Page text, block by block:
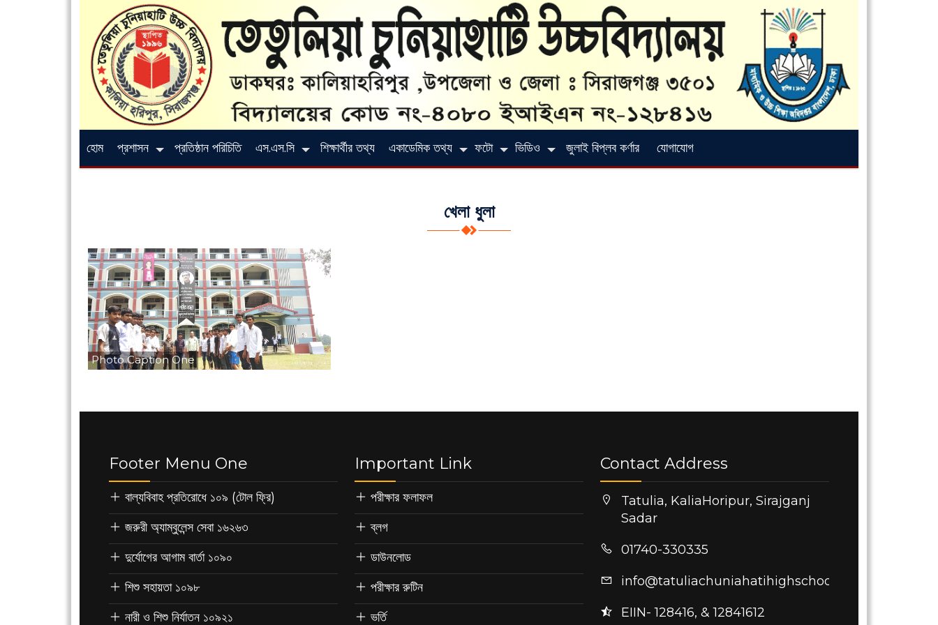
হোম প্রশাসন প্রতিষ্ঠান পরিচিতি এস.এস.সি শিক্ষার্থীর তথ্য একাডেমিক তথ্য ফটো ভিডিও জুলাই বিপ্লব কর্ণার যোগাযোগ
খেলা ধুলা
Photo Caption One
Footer Menu One
বাল্যবিবাহ প্রতিরোধে ১০৯ (টোল ফ্রি)
জরুরী অ্যাম্বুলেন্স সেবা ১৬২৬৩
দুর্যোগের আগাম বার্তা ১০৯০
শিশু সহায়তা ১০৯৮
নারী ও শিশু নির্যাতন ১০৯২১
Important Link
পরীক্ষার ফলাফল
ব্লগ
ডাউনলোড
পরীক্ষার রুটিন
ভর্তি
Contact Address
Tatulia, KaliaHoripur, Sirajganj
Sadar
01740-330335
info@tatuliachuniahatihighschool.edu.bd
EIIN- 128416, & 12841612